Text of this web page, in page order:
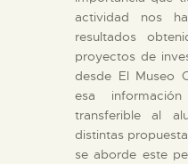
actividad nos
resultados
proyectos de
desde El Museo
esa
transferible al
distintas
se aborde este